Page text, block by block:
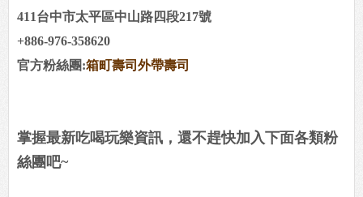
411台中市太平區中山路四段217號
+886-976-358620
官方粉絲團:箱町壽司外帶壽司
掌握最新吃喝玩樂資訊，還不趕快加入下面各類粉
絲團吧~